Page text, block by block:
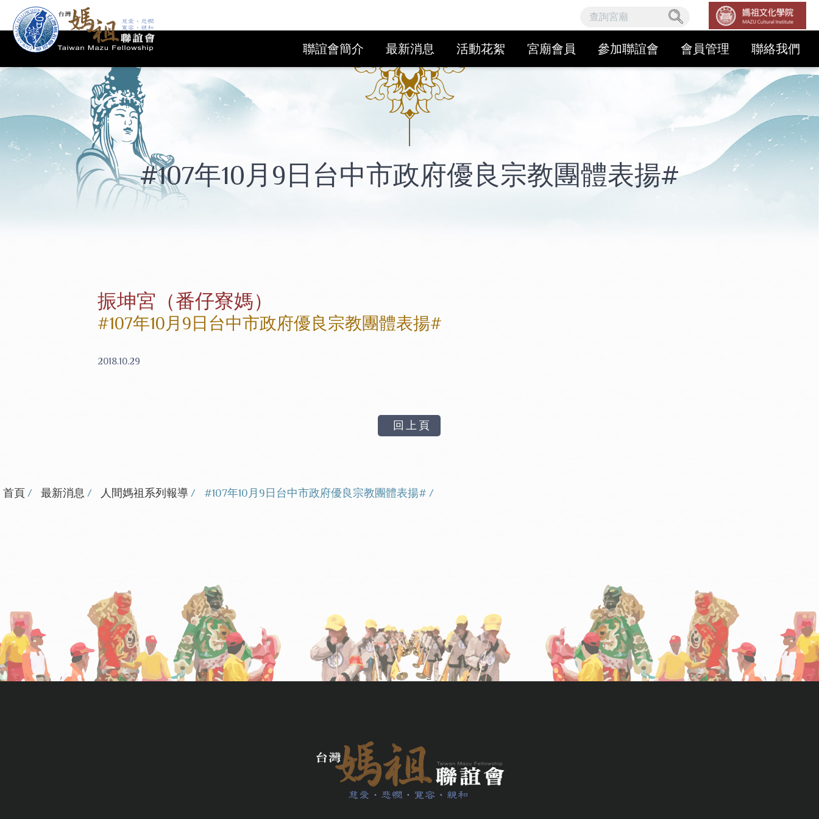
聯誼會簡介 最新消息 活動花絮 宮廟會員 參加聯誼會 會員管理 聯絡我們
#107年10月9日台中市政府優良宗教團體表揚#
振坤宮（番仔寮媽）
#107年10月9日台中市政府優良宗教團體表揚#
2018.10.29
回上頁
首頁 最新消息 人間媽祖系列報導 #107年10月9日台中市政府優良宗教團體表揚#